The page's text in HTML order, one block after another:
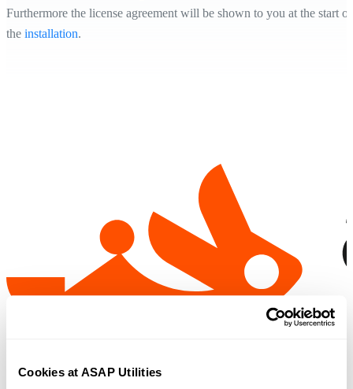
Cookies at ASAP Utilities
Furthermore the license agreement will be shown to you at the start of
the installation.